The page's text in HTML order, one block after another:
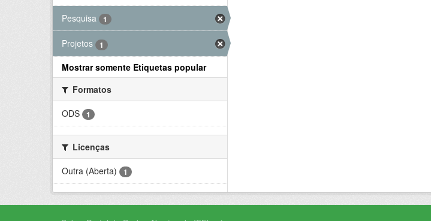
Pesquisa 1
Projetos 1
Mostrar somente Etiquetas popular
Formatos
ODS
1
Licenças
Outra (Aberta)
1